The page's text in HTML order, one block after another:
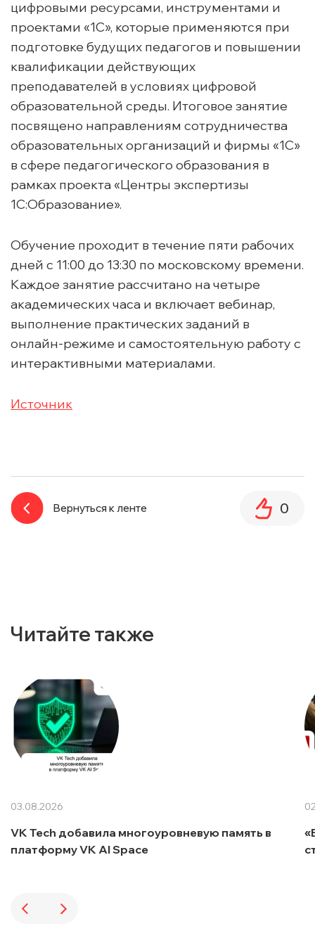
цифровыми ресурсами, инструментами и
проектами «1С», которые применяются при
подготовке будущих педагогов и повышении
квалификации действующих
преподавателей в условиях цифровой
образовательной среды. Итоговое занятие
посвящено направлениям сотрудничества
образовательных организаций и фирмы «1С»
в сфере педагогического образования в
рамках проекта «Центры экспертизы
1С:Образование».
Обучение проходит в течение пяти рабочих
дней с 11:00 до 13:30 по московскому времени.
Каждое занятие рассчитано на четыре
академических часа и включает вебинар,
выполнение практических заданий в
онлайн-режиме и самостоятельную работу с
интерактивными материалами.
Источник
Вернуться к ленте 0
Читайте также
03.08.2026
VK Tech добавила многоуровневую память в
платформу VK AI Space